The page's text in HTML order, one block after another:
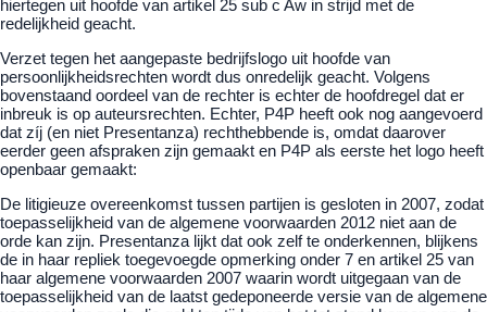
hiertegen uit hoofde van artikel 25 sub c Aw in strijd met de
redelijkheid geacht.
Verzet tegen het aangepaste bedrijfslogo uit hoofde van
persoonlijkheidsrechten wordt dus onredelijk geacht. Volgens
bovenstaand oordeel van de rechter is echter de hoofdregel dat er
inbreuk is op auteursrechten. Echter, P4P heeft ook nog aangevoerd
dat zíj (en niet Presentanza) rechthebbende is, omdat daarover
eerder geen afspraken zijn gemaakt en P4P als eerste het logo heeft
openbaar gemaakt:
De litigieuze overeenkomst tussen partijen is gesloten in 2007, zodat
toepasselijkheid van de algemene voorwaarden 2012 niet aan de
orde kan zijn. Presentanza lijkt dat ook zelf te onderkennen, blijkens
de in haar repliek toegevoegde opmerking onder 7 en artikel 25 van
haar algemene voorwaarden 2007 waarin wordt uitgegaan van de
toepasselijkheid van de laatst gedeponeerde versie van de algemene